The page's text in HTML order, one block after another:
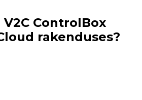
ControlBox
rakenduses?